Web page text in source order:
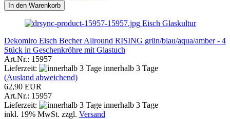
In den Warenkorb
Eisch Glaskultur
Dekomiro Eisch Becher Allround RISING grün/blau/aqua/amber - 4
Stück in Geschenkröhre mit Glastuch
Art.Nr.: 15957
Lieferzeit:
innerhalb 3 Tage
(Ausland abweichend)
62,90 EUR
Art.Nr.: 15957
Lieferzeit:
innerhalb 3 Tage
inkl. 19% MwSt. zzgl. Versand